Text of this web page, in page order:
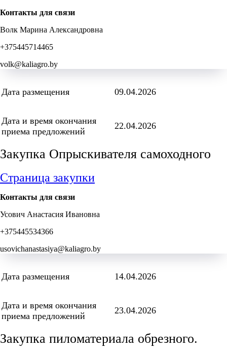
Контакты для связи
Волк Марина Александровна
+375445714465
volk@kaliagro.by
Дата размещения 09.04.2026
Дата и время окончания
приема предложений
22.04.2026
Закупка Опрыскивателя самоходного
Страница закупки
Контакты для связи
Усович Анастасия Ивановна
+375445534366
usovichanastasiya@kaliagro.by
Дата размещения 14.04.2026
Дата и время окончания
приема предложений
23.04.2026
Закупка пиломатериала обрезного.